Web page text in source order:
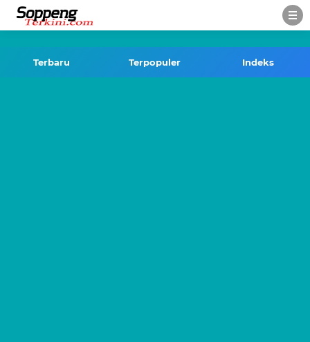
Terbaru Terpopuler Indeks